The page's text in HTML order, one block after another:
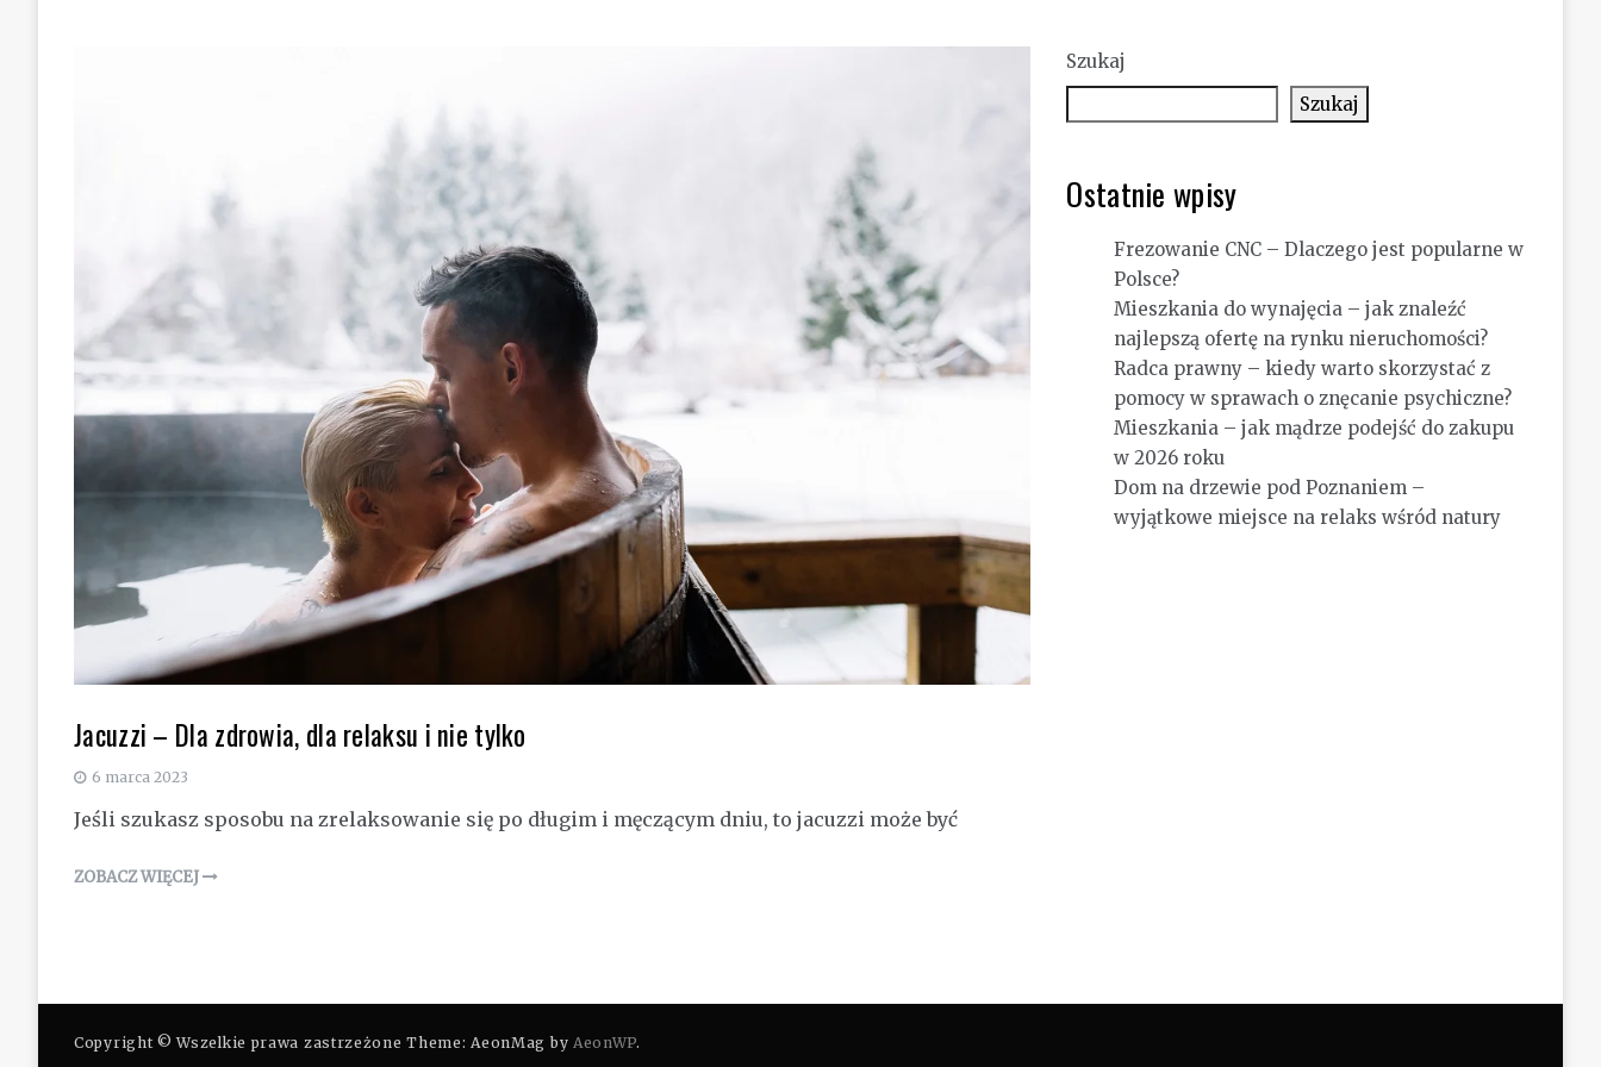
Jacuzzi – Dla zdrowia, dla relaksu i nie tylko
6 marca 2023
Jeśli szukasz sposobu na zrelaksowanie się po długim i męczącym dniu, to jacuzzi może być
ZOBACZ WIĘCEJ
Szukaj
Szukaj
Ostatnie wpisy
Frezowanie CNC – Dlaczego jest popularne w
Polsce?
Mieszkania do wynajęcia – jak znaleźć
najlepszą ofertę na rynku nieruchomości?
Radca prawny – kiedy warto skorzystać z
pomocy w sprawach o znęcanie psychiczne?
Mieszkania – jak mądrze podejść do zakupu
w 2026 roku
Dom na drzewie pod Poznaniem –
wyjątkowe miejsce na relaks wśród natury
Copyright © Wszelkie prawa zastrzeżone Theme: AeonMag by AeonWP.